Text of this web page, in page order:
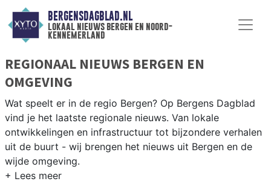
BERGENSDAGBLAD.NL
lokaal nieuws bergen en noord-
kennemerland
REGIONAAL NIEUWS BERGEN EN
OMGEVING
Wat speelt er in de regio Bergen? Op Bergens Dagblad
vind je het laatste regionale nieuws. Van lokale
ontwikkelingen en infrastructuur tot bijzondere verhalen
uit de buurt - wij brengen het nieuws uit Bergen en de
wijde omgeving.